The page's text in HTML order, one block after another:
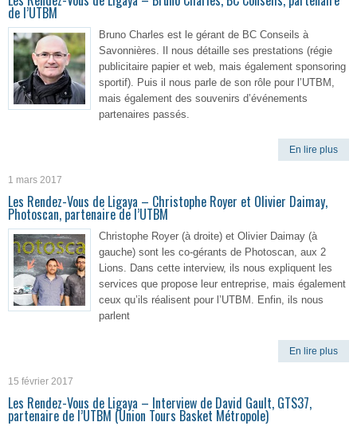
de l’UTBM
Bruno Charles est le gérant de BC Conseils à
Savonnières. Il nous détaille ses prestations (régie
publicitaire papier et web, mais également sponsoring
sportif). Puis il nous parle de son rôle pour l’UTBM,
mais également des souvenirs d’événements
partenaires passés.
En lire plus
1 mars 2017
Les Rendez-Vous de Ligaya – Christophe Royer et Olivier Daimay,
Photoscan, partenaire de l’UTBM
Christophe Royer (à droite) et Olivier Daimay (à
gauche) sont les co-gérants de Photoscan, aux 2
Lions. Dans cette interview, ils nous expliquent les
services que propose leur entreprise, mais également
ceux qu’ils réalisent pour l’UTBM. Enfin, ils nous
parlent
En lire plus
15 février 2017
Les Rendez-Vous de Ligaya – Interview de David Gault, GTS37,
partenaire de l’UTBM (Union Tours Basket Métropole)